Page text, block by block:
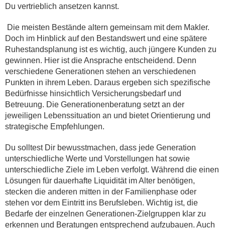
Du vertrieblich ansetzen kannst.
Die meisten Bestände altern gemeinsam mit dem Makler.
Doch im Hinblick auf den Bestandswert und eine spätere
Ruhestandsplanung ist es wichtig, auch jüngere Kunden zu
gewinnen. Hier ist die Ansprache entscheidend. Denn
verschiedene Generationen stehen an verschiedenen
Punkten in ihrem Leben. Daraus ergeben sich spezifische
Bedürfnisse hinsichtlich Versicherungsbedarf und
Betreuung. Die Generationenberatung setzt an der
jeweiligen Lebenssituation an und bietet Orientierung und
strategische Empfehlungen.
Du solltest Dir bewusstmachen, dass jede Generation
unterschiedliche Werte und Vorstellungen hat sowie
unterschiedliche Ziele im Leben verfolgt. Während die einen
Lösungen für dauerhafte Liquidität im Alter benötigen,
stecken die anderen mitten in der Familienphase oder
stehen vor dem Eintritt ins Berufsleben. Wichtig ist, die
Bedarfe der einzelnen Generationen-Zielgruppen klar zu
erkennen und Beratungen entsprechend aufzubauen. Auch